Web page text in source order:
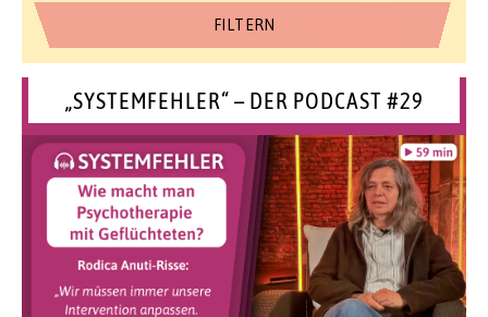
„SYSTEMFEHLER“ – DER PODCAST #29